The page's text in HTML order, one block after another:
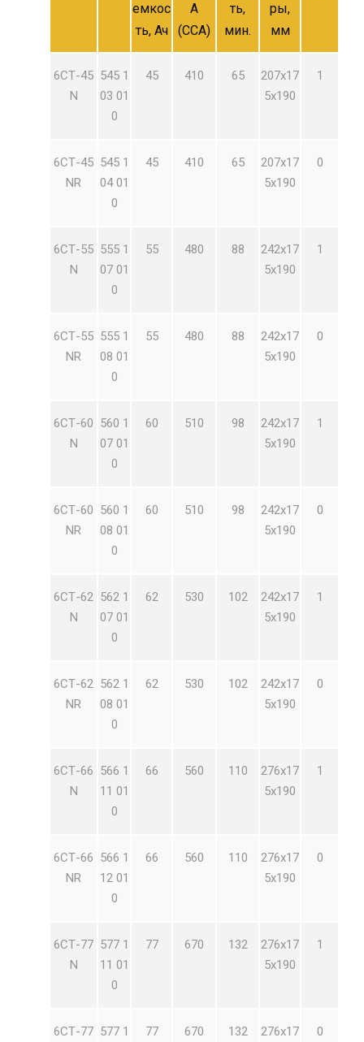
емкос
ть, Ач
А
(CCA)
ть,
мин.
ры,
мм
6СТ-45
N
545 1
03 01
0
45 410 65
207х17
5х190
1
6СТ-45
NR
545 1
04 01
0
45 410 65
207х17
5х190
0
6СТ-55
N
555 1
07 01
0
55 480 88
242х17
5х190
1
6СТ-55
NR
555 1
08 01
0
55 480 88
242х17
5х190
0
6СТ-60
N
560 1
07 01
0
60 510 98
242х17
5х190
1
6СТ-60
NR
560 1
08 01
0
60 510 98
242х17
5х190
0
6СТ-62
N
562 1
07 01
0
62 530 102
242х17
5х190
1
6СТ-62
NR
562 1
08 01
0
62 530 102
242х17
5х190
0
6СТ-66
N
566 1
11 01
0
66 560 110
276х17
5х190
1
6СТ-66
NR
566 1
12 01
0
66 560 110
276х17
5х190
0
6СТ-77
N
577 1
11 01
0
77 670 132
276х17
5х190
1
6СТ-77 577 1 77 670 132 276х17 0